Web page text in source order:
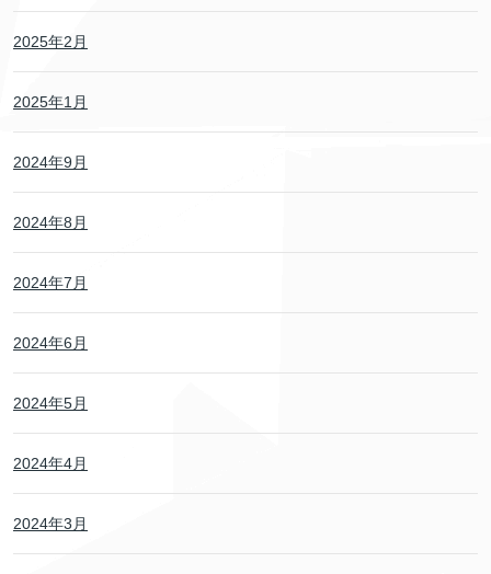
2025年2月
2025年1月
2024年9月
2024年8月
2024年7月
2024年6月
2024年5月
2024年4月
2024年3月